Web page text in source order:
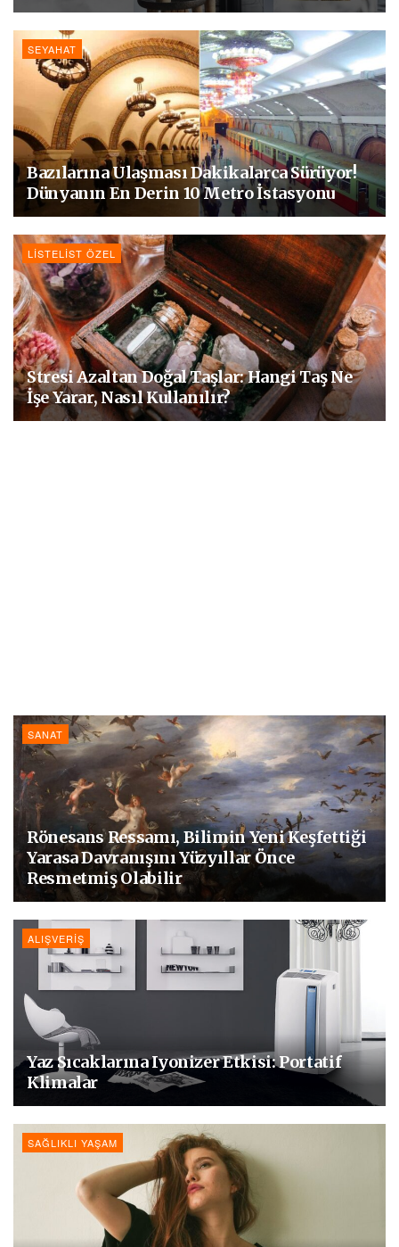
SEYAHAT
Bazılarına Ulaşması Dakikalarca Sürüyor!
Dünyanın En Derin 10 Metro İstasyonu
LISTELIST ÖZEL
Stresi Azaltan Doğal Taşlar: Hangi Taş Ne
İşe Yarar, Nasıl Kullanılır?
SANAT
Rönesans Ressamı, Bilimin Yeni Keşfettiği
Yarasa Davranışını Yüzyıllar Önce
Resmetmiş Olabilir
ALIŞVERIŞ
Yaz Sıcaklarına Iyonizer Etkisi: Portatif
Klimalar
SAĞLIKLI YAŞAM